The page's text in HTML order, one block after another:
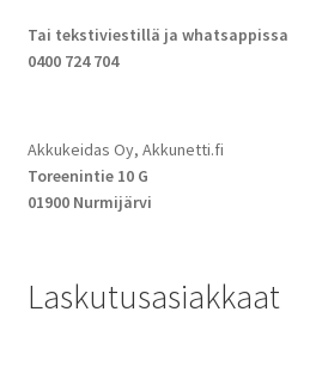
Tai tekstiviestillä ja whatsappissa
0400 724 704
Akkukeidas Oy, Akkunetti.fi
Toreenintie 10 G
01900 Nurmijärvi
Laskutusasiakkaat